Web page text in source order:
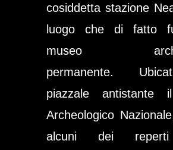
cosiddetta stazione
luogo che di fatto
museo
permanente.
piazzale antistante
Archeologico
alcuni dei